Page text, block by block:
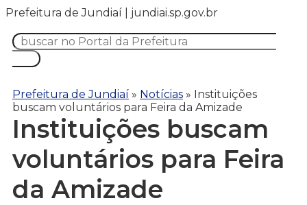
Prefeitura de Jundiaí | jundiai.sp.gov.br
Prefeitura de Jundiaí » Notícias » Instituições
buscam voluntários para Feira da Amizade
Instituições buscam
voluntários para Feira
da Amizade